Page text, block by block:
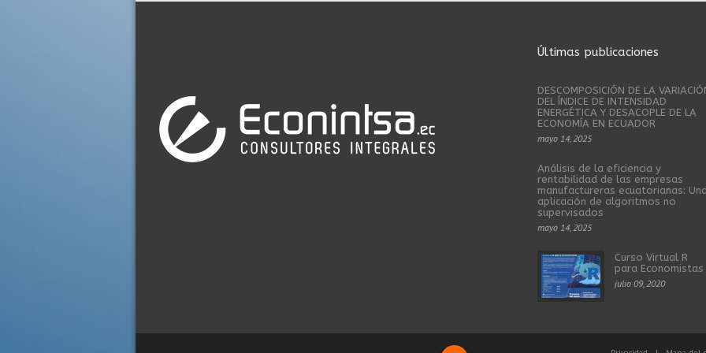
Últimas publicaciones
DESCOMPOSICIÓN DE LA
DEL ÍNDICE DE INTENSIDAD
ENERGÉTICA Y DESACOPLE DE LA
ECONOMÍA EN ECUADOR
mayo 14, 2025
Análisis de la eficiencia y
rentabilidad de las empresas
manufactureras ecuatorianas:
aplicación de algoritmos no
supervisados
mayo 14, 2025
Curso Virtual R
para Economistas
julio 09, 2020